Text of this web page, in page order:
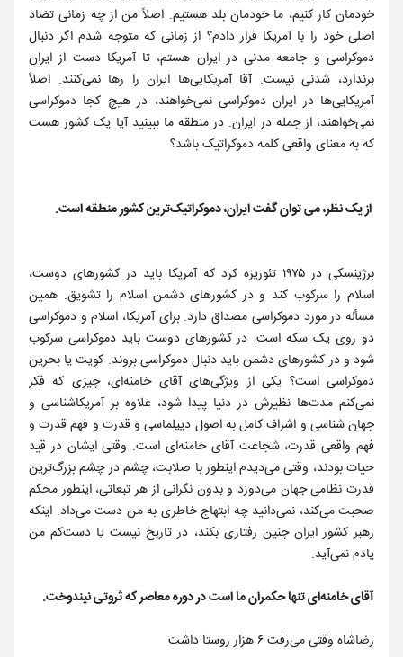
خودمان کار کنیم، ما خودمان بلد هستیم. اصلاً من از چه زمانی تضاد
اصلی خود را با آمریکا قرار دادم؟ از زمانی که متوجه شدم اگر دنبال
دموکراسی و جامعه مدنی در ایران هستم، تا آمریکا دست از ایران
برندارد، شدنی نیست. آقا آمریکایی‌ها ایران را رها نمی‌کنند. اصلاً
آمریکایی‌ها در ایران دموکراسی نمی‌خواهند، در هیچ کجا دموکراسی
نمی‌خواهند، از جمله در ایران. در منطقه ما ببینید آیا یک کشور هست
که به معنای واقعی کلمه دموکراتیک باشد؟
از یک نظر، می توان گفت ایران، دموکراتیک‌ترین کشور منطقه است.
برژینسکی در ۱۹۷۵ تئوریزه کرد که آمریکا باید در کشورهای دوست،
اسلام را سرکوب کند و در کشورهای دشمن اسلام را تشویق. همین
مسأله در مورد دموکراسی مصداق دارد. برای آمریکا، اسلام و دموکراسی
دو روی یک سکه است. در کشورهای دوست باید دموکراسی سرکوب
شود و در کشورهای دشمن باید دنبال دموکراسی بروند. کویت یا بحرین
دموکراسی است؟ یکی از ویژگی‌های آقای خامنه‌ای، چیزی که فکر
نمی‌کنم مدت‌ها نظیرش در دنیا پیدا شود، علاوه بر آمریکاشناسی و
جهان شناسی و اشراف کامل به اصول دیپلماسی و قدرت و فهم قدرت و
فهم واقعی قدرت، شجاعت آقای خامنه‌ای است. وقتی ایشان در قید
حیات بودند، وقتی می‌دیدم اینطور با صلابت، چشم در چشم بزرگ‌ترین
قدرت نظامی جهان می‌دوزد و بدون نگرانی از هر تبعاتی، اینطور محکم
صحبت می‌کند، نمی‌دانید چه ابتهاج خاطری به من دست می‌داد. اینکه
رهبر کشور ایران چنین رفتاری بکند، در تاریخ نیست یا دست‌کم من
یادم نمی‌آید.
آقای خامنه‌ای تنها حکمران ما است در دوره معاصر که ثروتی نیندوخت.
رضاشاه وقتی می‌رفت ۶ هزار روستا داشت.